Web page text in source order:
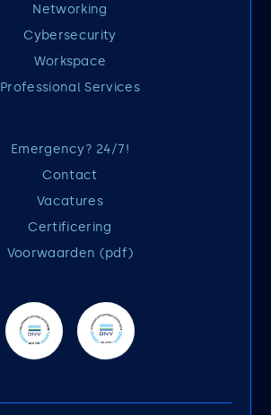
Networking
Cybersecurity
Workspace
Professional Services
Emergency? 24/7!
Contact
Vacatures
Certificering
Voorwaarden (pdf)